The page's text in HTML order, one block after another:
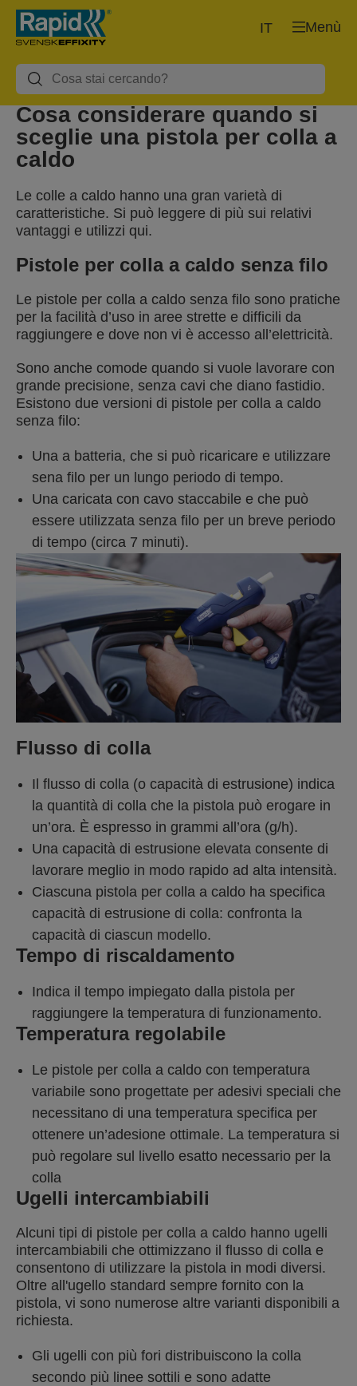
Menù
IT
Cosa considerare quando si
sceglie una pistola per colla a
caldo
Le colle a caldo hanno una gran varietà di
caratteristiche. Si può leggere di più sui relativi
vantaggi e utilizzi qui.
Pistole per colla a caldo senza filo
Le pistole per colla a caldo senza filo sono pratiche
per la facilità d’uso in aree strette e difficili da
raggiungere e dove non vi è accesso all’elettricità.
Sono anche comode quando si vuole lavorare con
grande precisione, senza cavi che diano fastidio.
Esistono due versioni di pistole per colla a caldo
senza filo:
Una a batteria, che si può ricaricare e utilizzare
sena filo per un lungo periodo di tempo.
Una caricata con cavo staccabile e che può
essere utilizzata senza filo per un breve periodo
di tempo (circa 7 minuti).
Flusso di colla
Il flusso di colla (o capacità di estrusione) indica
la quantità di colla che la pistola può erogare in
un’ora. È espresso in grammi all’ora (g/h).
Una capacità di estrusione elevata consente di
lavorare meglio in modo rapido ad alta intensità.
Ciascuna pistola per colla a caldo ha specifica
capacità di estrusione di colla: confronta la
capacità di ciascun modello.
Tempo di riscaldamento
Indica il tempo impiegato dalla pistola per
raggiungere la temperatura di funzionamento.
Temperatura regolabile
Le pistole per colla a caldo con temperatura
variabile sono progettate per adesivi speciali che
necessitano di una temperatura specifica per
ottenere un’adesione ottimale. La temperatura si
può regolare sul livello esatto necessario per la
colla
Ugelli intercambiabili
Alcuni tipi di pistole per colla a caldo hanno ugelli
intercambiabili che ottimizzano il flusso di colla e
consentono di utilizzare la pistola in modi diversi.
Oltre all'ugello standard sempre fornito con la
pistola, vi sono numerose altre varianti disponibili a
richiesta.
Gli ugelli con più fori distribuiscono la colla
secondo più linee sottili e sono adatte